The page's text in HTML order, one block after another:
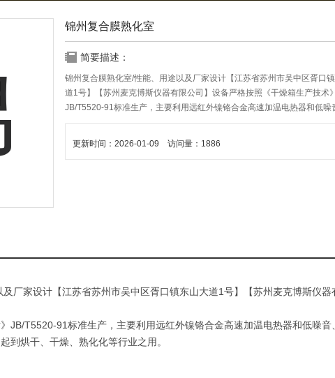
锦州复合膜熟化室
简要描述：
锦州复合膜熟化室/性能、用途以及厂家设计【江苏省苏州市吴中区胥口
道1号】【苏州麦克博斯仪器有限公司】设备严格按照《干燥箱生产技术》
JB/T5520-91标准生产，主要利用远红外镍铬合金高速加温电热器和低噪
温离心风机，循环的使用热风，起到烘干、干燥、熟化化等行业之用。
更新时间：2026-01-09 访问量：1886
厂家设计【江苏省苏州市吴中区胥口镇东山大道1号】【苏州麦克博斯仪器
JB/T5520-91标准生产，主要利用远红外镍铬合金高速加温电热器和低噪音
到烘干、干燥、熟化化等行业之用。